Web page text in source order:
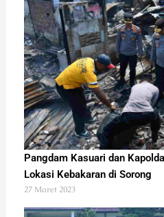
Pangdam Kasuari dan
Lokasi Kebakaran di Sorong
27 Maret 2023